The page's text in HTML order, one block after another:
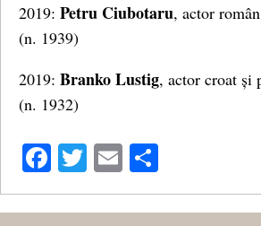
2019: Petru Ciubotaru, actor
(n. 1939)
2019: Branko Lustig, actor croat și
(n. 1932)
Facebook
Twitter
Email